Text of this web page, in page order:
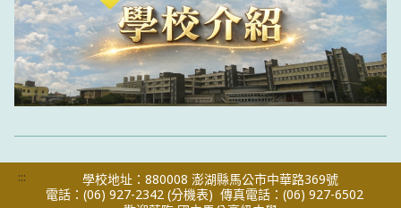
:::
學校地址：880008 澎湖縣馬公市中華路369號
電話：(06) 927-2342 (分機表) 傳真電話：(06) 927-6502